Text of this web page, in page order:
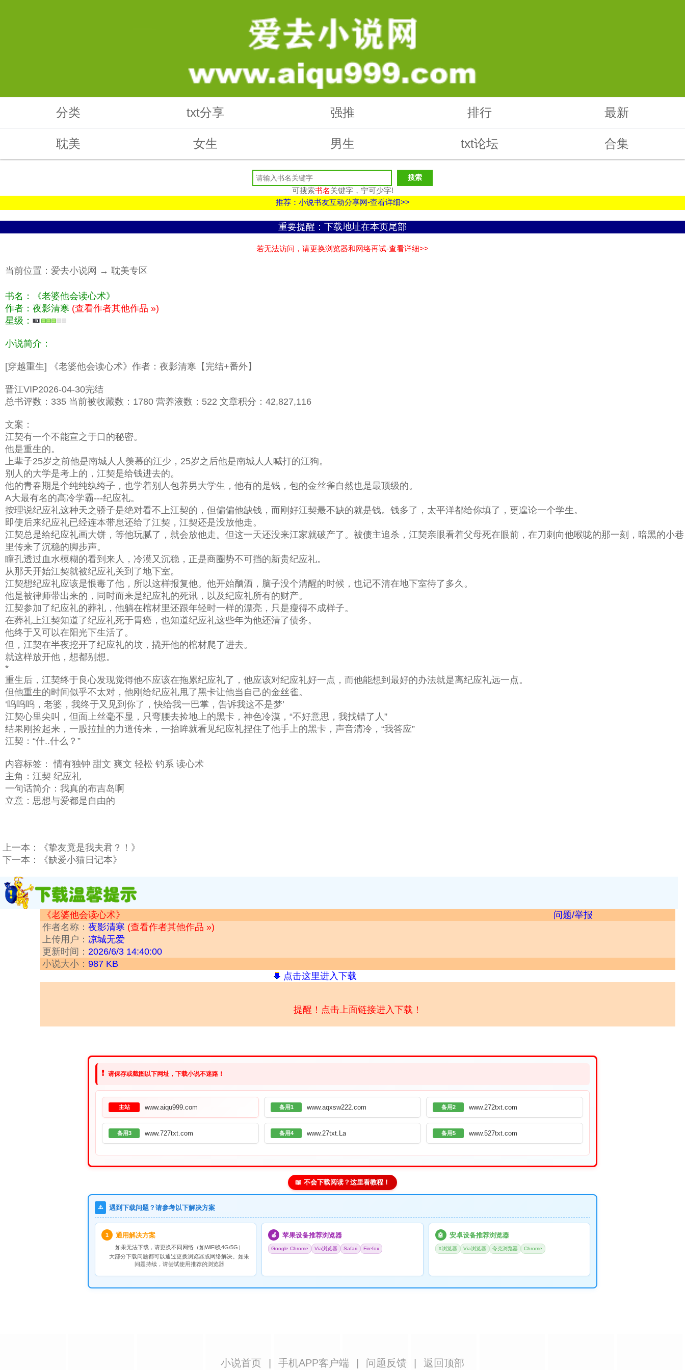
分类 txt分享 强推 排行 最新
耽美 女生 男生 txt论坛 合集
可搜索书名关键字，宁可少字!
推荐：小说书友互动分享网-查看详细>>
重要提醒：下载地址在本页尾部
若无法访问，请更换浏览器和网络再试-查看详细>>
当前位置： 爱去小说网 → 耽美专区
书名：《老婆他会读心术》
作者：夜影清寒 (查看作者其他作品 »)
星级：
小说简介：
[穿越重生] 《老婆他会读心术》作者：夜影清寒【完结+番外】
晋江VIP2026-04-30完结
总书评数：335 当前被收藏数：1780 营养液数：522 文章积分：42,827,116
文案：
江契有一个不能宣之于口的秘密。
他是重生的。
上辈子25岁之前他是南城人人羡慕的江少，25岁之后他是南城人人喊打的江狗。
别人的大学是考上的，江契是给钱进去的。
他的青春期是个纯纯纨绔子，也学着别人包养男大学生，他有的是钱，包的金丝雀自然也是最顶级的。
A大最有名的高冷学霸---纪应礼。
按理说纪应礼这种天之骄子是绝对看不上江契的，但偏偏他缺钱，而刚好江契最不缺的就是钱。钱多了，太平洋都给你填了，更遑论一个学生。
即使后来纪应礼已经连本带息还给了江契，江契还是没放他走。
江契总是给纪应礼画大饼，等他玩腻了，就会放他走。但这一天还没来江家就破产了。被债主追杀，江契亲眼看着父母死在眼前，在刀刺向他喉咙的那一刻，暗黑的小巷
里传来了沉稳的脚步声。
瞳孔透过血水模糊的看到来人，冷漠又沉稳，正是商圈势不可挡的新贵纪应礼。
从那天开始江契就被纪应礼关到了地下室。
江契想纪应礼应该是恨毒了他，所以这样报复他。他开始酗酒，脑子没个清醒的时候，也记不清在地下室待了多久。
他是被律师带出来的，同时而来是纪应礼的死讯，以及纪应礼所有的财产。
江契参加了纪应礼的葬礼，他躺在棺材里还跟年轻时一样的漂亮，只是瘦得不成样子。
在葬礼上江契知道了纪应礼死于胃癌，也知道纪应礼这些年为他还清了债务。
他终于又可以在阳光下生活了。
但，江契在半夜挖开了纪应礼的坟，撬开他的棺材爬了进去。
就这样放开他，想都别想。
*
重生后，江契终于良心发现觉得他不应该在拖累纪应礼了，他应该对纪应礼好一点，而他能想到最好的办法就是离纪应礼远一点。
但他重生的时间似乎不太对，他刚给纪应礼甩了黑卡让他当自己的金丝雀。
‘呜呜呜，老婆，我终于又见到你了，快给我一巴掌，告诉我这不是梦’
江契心里尖叫，但面上丝毫不显，只弯腰去捡地上的黑卡，神色冷漠，“不好意思，我找错了人”
结果刚捡起来，一股拉扯的力道传来，一抬眸就看见纪应礼捏住了他手上的黑卡，声音清冷，“我答应”
江契：“什..什么？”
内容标签： 情有独钟 甜文 爽文 轻松 钓系 读心术
主角：江契 纪应礼
一句话简介：我真的布吉岛啊
立意：思想与爱都是自由的
上一本：
《挚友竟是我夫君？！》
下一本：
《缺爱小猫日记本》
《老婆他会读心术》
问题/举报
作者名称： 夜影清寒 (查看作者其他作品 »)
上传用户： 凉城无爱
更新时间： 2026/6/3 14:40:00
小说大小： 987 KB
点击这里进入下载
提醒！点击上面链接进入下载！
❗ 请保存或截图以下网址，下载小说不迷路！
主站 www.aiqu999.com 备用1 www.aqxsw222.com 备用2 www.272txt.com
备用3 www.727txt.com 备用4 www.27txt.La 备用5 www.527txt.com
📖 不会下载阅读？这里看教程！
⚠️ 遇到下载问题？请参考以下解决方案
1 通用解决方案
如果无法下载，请更换不同网络（如WiFi换4G/5G）
大部分下载问题都可以通过更换浏览器或网络解决。如果
问题持续，请尝试使用推荐的浏览器
🍎 苹果设备推荐浏览器
Google Chrome Via浏览器 Safari Firefox
🤖 安卓设备推荐浏览器
X浏览器 Via浏览器 夸克浏览器 Chrome
小说首页 手机APP客户端 问题反馈 返回顶部